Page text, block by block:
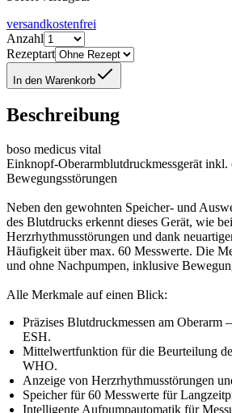
versandkostenfrei
Anzahl
Rezeptart
In den Warenkorb
Beschreibung
boso medicus vital
Einknopf-Oberarmblutdruckmessgerät inkl.
Bewegungsstörungen
Neben den gewohnten Speicher- und
des Blutdrucks erkennt dieses Gerät, wie
Herzrhythmusstörungen und dank
Häufigkeit über max. 60 Messwerte. Die
und ohne Nachpumpen, inklusive
Alle Merkmale auf einen Blick:
Präzises Blutdruckmessen am
ESH.
Mittelwertfunktion für die Beurteilung
WHO.
Anzeige von Herzrhythmusstörungen
Speicher für 60 Messwerte für
Intelligente Aufpumpautomatik für